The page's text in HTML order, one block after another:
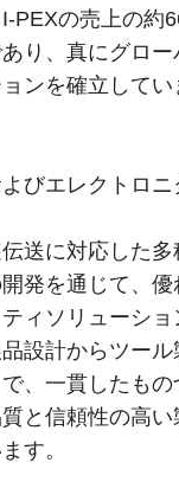
PEXの売上の約
り、真にグロー
ンを確立してい
よびエレクトロ
送に対応した
発を通じて、優
ィソリューショ
設計からツー
、一貫したもの
と信頼性の高
す。